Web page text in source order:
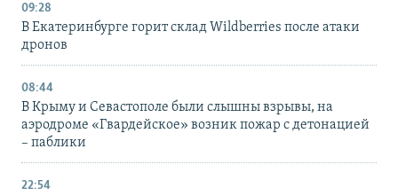
09:28
В Екатеринбурге горит склад Wildberries после атаки
дронов
08:44
В Крыму и Севастополе были слышны взрывы, на
аэродроме «Гвардейское» возник пожар с детонацией
– паблики
22:54